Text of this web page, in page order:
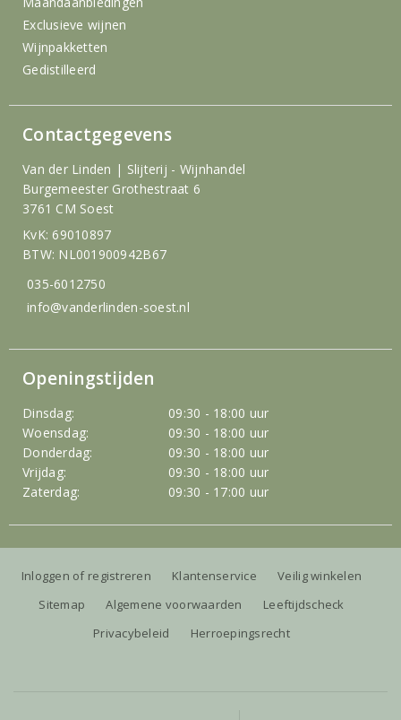
Exclusieve wijnen
Wijnpakketten
Gedistilleerd
Contactgegevens
Van der Linden | Slijterij - Wijnhandel
Burgemeester Grothestraat 6
3761 CM Soest
KvK: 69010897
BTW: NL001900942B67
035-6012750
info@vanderlinden-soest.nl
Openingstijden
Dinsdag:
09:30 - 18:00 uur
Woensdag:
09:30 - 18:00 uur
Donderdag:
09:30 - 18:00 uur
Vrijdag:
09:30 - 18:00 uur
Zaterdag:
09:30 - 17:00 uur
Inloggen of registreren Klantenservice
Veilig winkelen
Sitemap
Algemene voorwaarden
Leeftijdscheck
Privacybeleid
Herroepingsrecht